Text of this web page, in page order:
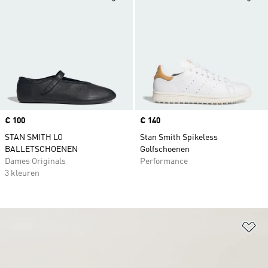
Price
€ 100
STAN SMITH LO
BALLETSCHOENEN
Dames Originals
3 kleuren
Price
€ 140
Stan Smith Spikeless
Golfschoenen
Performance